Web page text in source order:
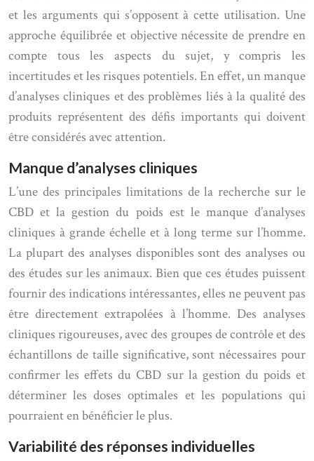
et les arguments qui s’opposent à cette utilisation. Une
approche équilibrée et objective nécessite de prendre en
compte tous les aspects du sujet, y compris les
incertitudes et les risques potentiels. En effet, un manque
d’analyses cliniques et des problèmes liés à la qualité des
produits représentent des défis importants qui doivent
être considérés avec attention.
Manque d’analyses cliniques
L’une des principales limitations de la recherche sur le
CBD et la gestion du poids est le manque d’analyses
cliniques à grande échelle et à long terme sur l’homme.
La plupart des analyses disponibles sont des analyses ou
des études sur les animaux. Bien que ces études puissent
fournir des indications intéressantes, elles ne peuvent pas
être directement extrapolées à l’homme. Des analyses
cliniques rigoureuses, avec des groupes de contrôle et des
échantillons de taille significative, sont nécessaires pour
confirmer les effets du CBD sur la gestion du poids et
déterminer les doses optimales et les populations qui
pourraient en bénéficier le plus.
Variabilité des réponses individuelles